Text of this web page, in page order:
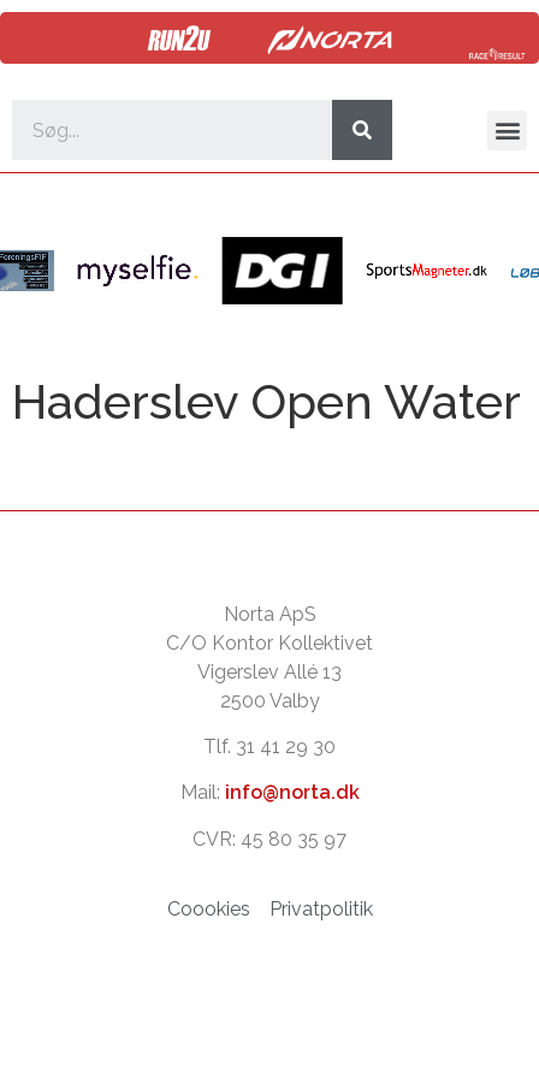
Haderslev Open Water
Norta ApS
C/O Kontor Kollektivet
Vigerslev Allé 13
2500 Valby
Tlf. 31 41 29 30
Mail: info@norta.dk
CVR: 45 80 35 97
Coookies Privatpolitik